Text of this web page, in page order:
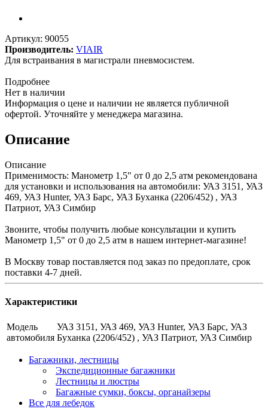
Артикул: 90055
Производитель: VIAIR
Для встраивания в магистрали пневмосистем.
Подробнее
Нет в наличии
Информация о цене и наличии не является публичной
офертой. Уточняйте у менеджера магазина.
Описание
Описание
Применимость: Манометр 1,5" от 0 до 2,5 атм рекомендована
для установки и использования на автомобили: УАЗ 3151, УАЗ
469, УАЗ Hunter, УАЗ Барс, УАЗ Буханка (2206/452) , УАЗ
Патриот, УАЗ Симбир
Звоните, чтобы получить любые консультации и купить
Манометр 1,5" от 0 до 2,5 атм в нашем интернет-магазине!
В Москву товар поставляется под заказ по предоплате, срок
поставки 4-7 дней.
Характеристики
Модель
автомобиля
УАЗ 3151, УАЗ 469, УАЗ Hunter, УАЗ Барс, УАЗ
Буханка (2206/452) , УАЗ Патриот, УАЗ Симбир
Багажники, лестницы
Экспедиционные багажники
Лестницы и люстры
Багажные сумки, боксы, органайзеры
Все для лебедок